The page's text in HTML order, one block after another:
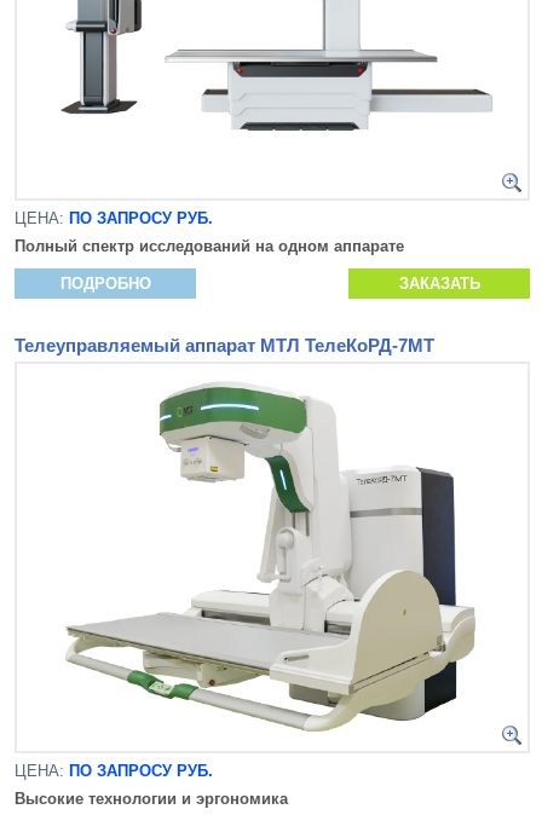
ЦЕНА: ПО ЗАПРОСУ РУБ.
Полный спектр исследований на одном аппарате
ПОДРОБНО ЗАКАЗАТЬ
Телеуправляемый аппарат МТЛ ТелеКоРД-7МТ
ЦЕНА: ПО ЗАПРОСУ РУБ.
Высокие технологии и эргономика